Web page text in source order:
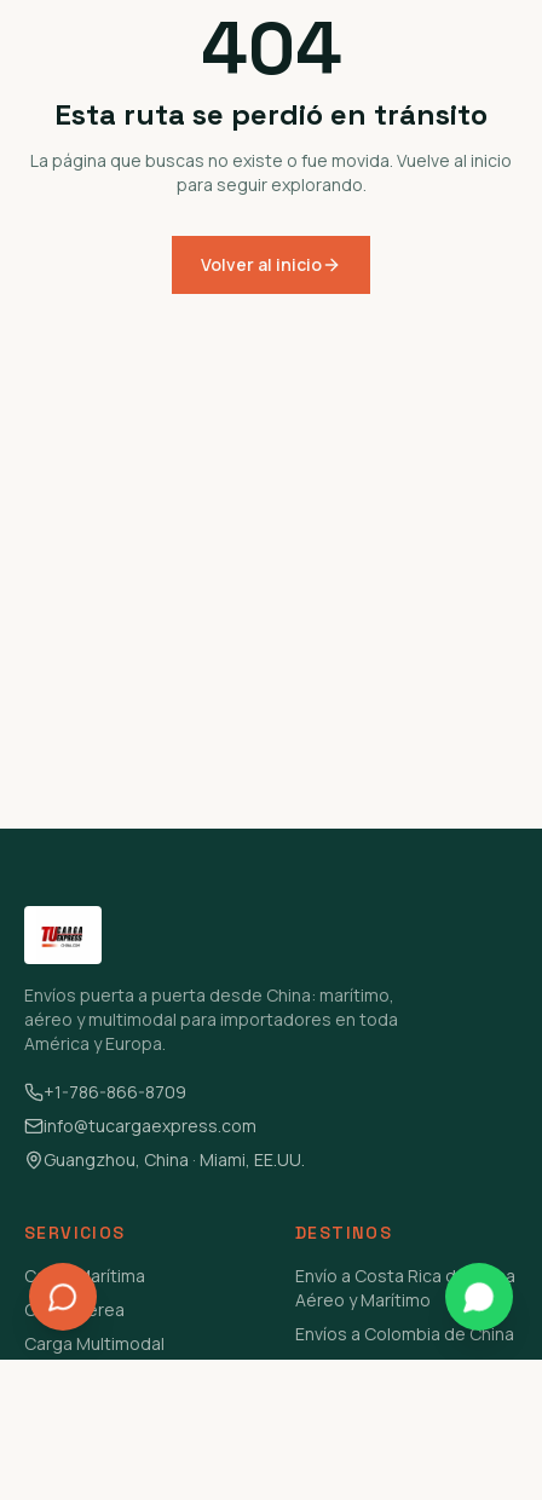
404
Esta ruta se perdió en tránsito
La página que buscas no existe o fue movida. Vuelve al inicio
para seguir explorando.
Volver al inicio
Envíos puerta a puerta desde China: marítimo,
aéreo y multimodal para importadores en toda
América y Europa.
+1-786-866-8709
info@tucargaexpress.com
Guangzhou, China · Miami, EE.UU.
SERVICIOS
Carga Marítima
Carga Aérea
Carga Multimodal
DESTINOS
Envío a Costa Rica de China
Aéreo y Marítimo
Envíos a Colombia de China